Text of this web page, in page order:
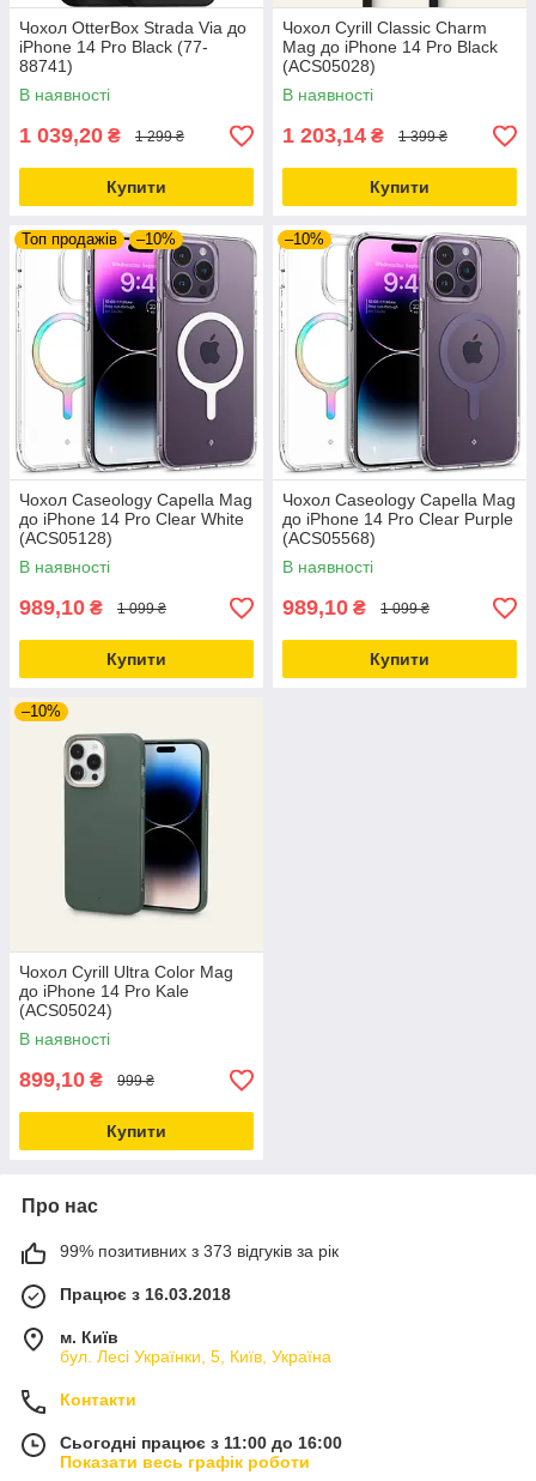
Чохол OtterBox Strada Via до
iPhone 14 Pro Black (77-
88741)
В наявності
1 039,20 ₴ 1 299 ₴
Купити
Чохол Cyrill Classic Charm
Mag до iPhone 14 Pro Black
(ACS05028)
В наявності
1 203,14 ₴ 1 399 ₴
Купити
Топ продажів –10%
Чохол Caseology Capella Mag
до iPhone 14 Pro Clear White
(ACS05128)
В наявності
989,10 ₴ 1 099 ₴
Купити
–10%
Чохол Caseology Capella Mag
до iPhone 14 Pro Clear Purple
(ACS05568)
В наявності
989,10 ₴ 1 099 ₴
Купити
–10%
Чохол Cyrill Ultra Color Mag
до iPhone 14 Pro Kale
(ACS05024)
В наявності
899,10 ₴ 999 ₴
Купити
Про нас
99% позитивних з 373 відгуків за рік
Працює з 16.03.2018
м. Київ
бул. Лесі Українки, 5, Київ, Україна
Контакти
Сьогодні працює з 11:00 до 16:00
Показати весь графік роботи